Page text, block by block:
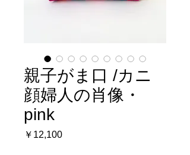
親子がま口 /カニ
顔婦人の肖像・
pink
￥12,100価